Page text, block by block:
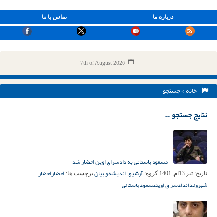
تماس با ما درباره ما
7th of August 2026
خانه > جستجو
نتایج جستجو ...
مسعود باستانی به دادسرای اوین احضار شد
تاریخ: تیر 13ام, 1401 گروه: آرشیو, اندیشه و بیان برچسب ها: احضاراحضار
شهرونداندادسرای اوینمسعود باستانی